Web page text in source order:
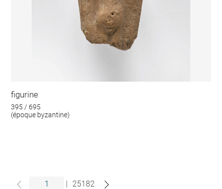
figurine
395 / 695
(époque byzantine)
| 25182